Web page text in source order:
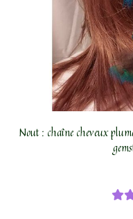
Nout : chaîne cheveux